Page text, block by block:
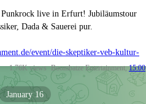
live in Erfurt! Jubiläumstour
Dada & Sauerei pur.
event/die-skeptiker-veb-kultur-
1.76Kviews Boombatze Entertainment,15:00
January 16